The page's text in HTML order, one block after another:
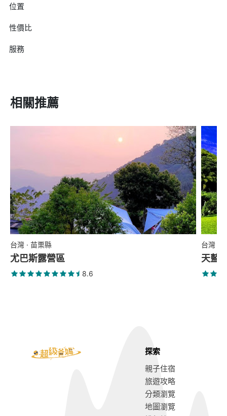
位置
性價比
服務
相關推薦
台灣 · 苗栗縣
尤巴斯露營區
8.6
台灣 ·
天藍
探索
親子住宿
旅遊攻略
分類瀏覽
地圖瀏覽